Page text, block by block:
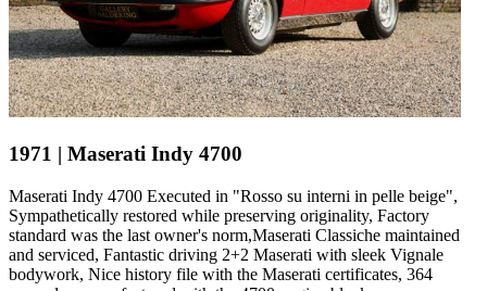
1971 | Maserati Indy 4700
Maserati Indy 4700 Executed in "Rosso su interni in pelle beige",
Sympathetically restored while preserving originality, Factory
standard was the last owner's norm,Maserati Classiche maintained
and serviced, Fantastic driving 2+2 Maserati with sleek Vignale
bodywork, Nice history file with the Maserati certificates, 364